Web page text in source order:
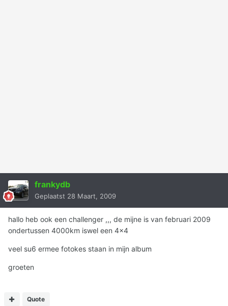
frankydb
Geplaatst 28 Maart, 2009
hallo heb ook een challenger ,,, de mijne is van februari 2009
ondertussen 4000km iswel een 4x4
veel su6 ermee fotokes staan in mijn album
groeten
Quote